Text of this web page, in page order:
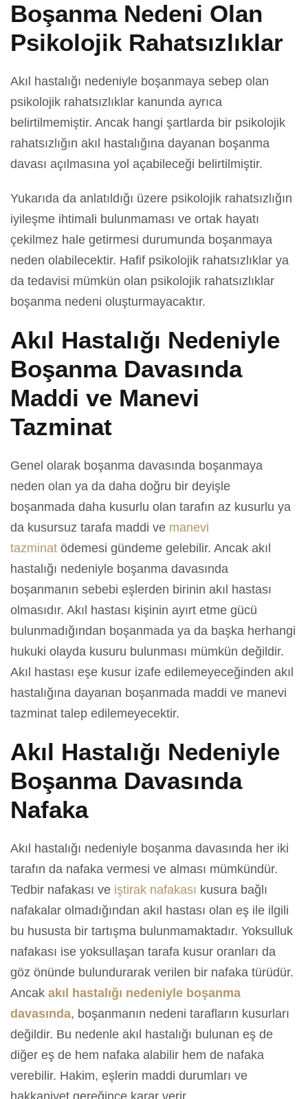
Boşanma Nedeni Olan
Psikolojik Rahatsızlıklar
Akıl hastalığı nedeniyle boşanmaya sebep olan
psikolojik rahatsızlıklar kanunda ayrıca
belirtilmemiştir. Ancak hangi şartlarda bir psikolojik
rahatsızlığın akıl hastalığına dayanan boşanma
davası açılmasına yol açabileceği belirtilmiştir.
Yukarıda da anlatıldığı üzere psikolojik rahatsızlığın
iyileşme ihtimali bulunmaması ve ortak hayatı
çekilmez hale getirmesi durumunda boşanmaya
neden olabilecektir. Hafif psikolojik rahatsızlıklar ya
da tedavisi mümkün olan psikolojik rahatsızlıklar
boşanma nedeni oluşturmayacaktır.
Akıl Hastalığı Nedeniyle
Boşanma Davasında
Maddi ve Manevi
Tazminat
Genel olarak boşanma davasında boşanmaya
neden olan ya da daha doğru bir deyişle
boşanmada daha kusurlu olan tarafın az kusurlu ya
da kusursuz tarafa maddi ve manevi
tazminat ödemesi gündeme gelebilir. Ancak akıl
hastalığı nedeniyle boşanma davasında
boşanmanın sebebi eşlerden birinin akıl hastası
olmasıdır. Akıl hastası kişinin ayırt etme gücü
bulunmadığından boşanmada ya da başka herhangi
hukuki olayda kusuru bulunması mümkün değildir.
Akıl hastası eşe kusur izafe edilemeyeceğinden akıl
hastalığına dayanan boşanmada maddi ve manevi
tazminat talep edilemeyecektir.
Akıl Hastalığı Nedeniyle
Boşanma Davasında
Nafaka
Akıl hastalığı nedeniyle boşanma davasında her iki
tarafın da nafaka vermesi ve alması mümkündür.
Tedbir nafakası ve iştirak nafakası kusura bağlı
nafakalar olmadığından akıl hastası olan eş ile ilgili
bu hususta bir tartışma bulunmamaktadır. Yoksulluk
nafakası ise yoksullaşan tarafa kusur oranları da
göz önünde bulundurarak verilen bir nafaka türüdür.
Ancak akıl hastalığı nedeniyle boşanma
davasında, boşanmanın nedeni tarafların kusurları
değildir. Bu nedenle akıl hastalığı bulunan eş de
diğer eş de hem nafaka alabilir hem de nafaka
verebilir. Hakim, eşlerin maddi durumları ve
hakkaniyet gereğince karar verir.